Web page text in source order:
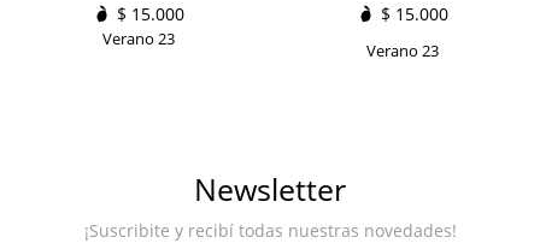
$ 15.000
Verano 23
$ 15.000
Verano 23
Newsletter
¡Suscribite y recibí todas nuestras novedades!